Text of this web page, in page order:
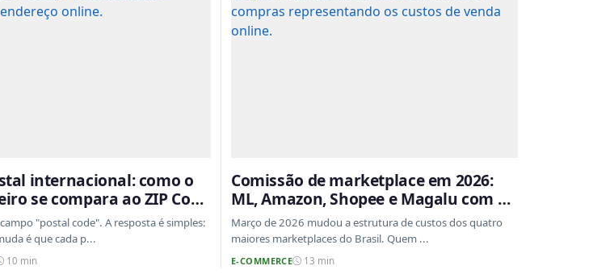
internacional: como o
se compara ao ZIP Code
de outros países
"postal code". A resposta é simples:
é que cada p...
10 min
Comissão de marketplace em 2026:
ML, Amazon, Shopee e Magalu com as
taxas atualizadas
Março de 2026 mudou a estrutura de custos dos quatro
maiores marketplaces do Brasil. Quem ...
E-COMMERCE 13 min